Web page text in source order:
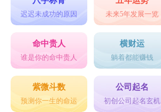
迟迟未成功的原因 未来5年发展一览
命中贵人
谁是你的命中贵人
横财运
躺着都能赚钱
紫微斗数
预测你一生的命运
公司起名
初创公司起名玄机